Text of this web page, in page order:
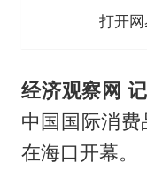
打开
经济观察网
中国国际消费
在海口开幕。